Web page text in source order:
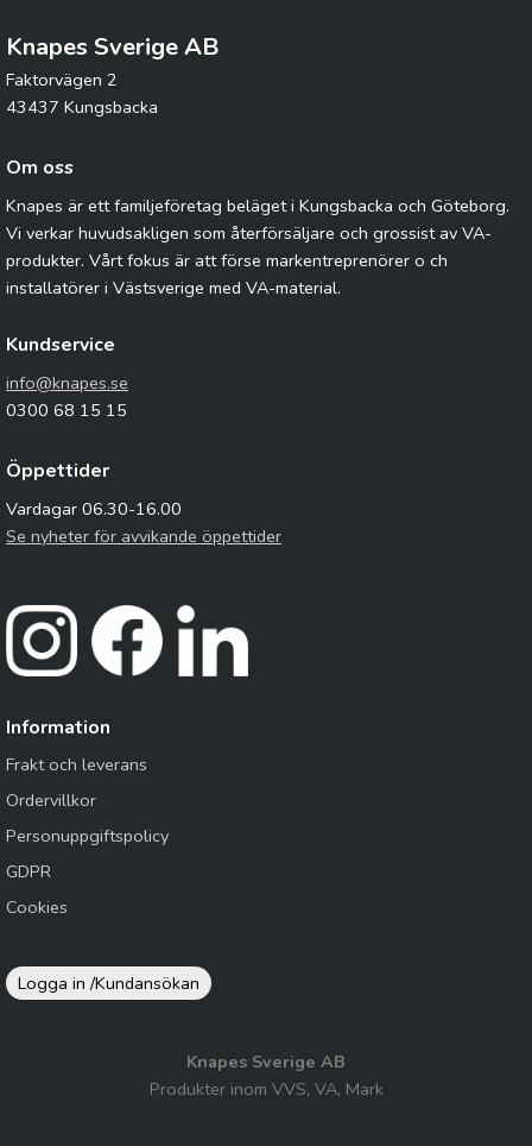
Knapes Sverige AB
Faktorvägen 2
43437 Kungsbacka
Om oss
Knapes är ett familjeföretag beläget i Kungsbacka och Göteborg.
Vi verkar huvudsakligen som återförsäljare och grossist av VA-
produkter. Vårt fokus är att förse markentreprenörer o ch
installatörer i Västsverige med VA-material.
Kundservice
info@knapes.se
0300 68 15 15
Öppettider
Vardagar 06.30-16.00
Se nyheter för avvikande öppettider
Information
Frakt och leverans
Ordervillkor
Personuppgiftspolicy
GDPR
Cookies
Logga in /Kundansökan
Knapes Sverige AB
Produkter inom VVS, VA, Mark